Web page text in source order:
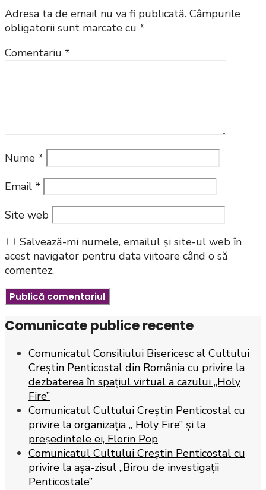
Adresa ta de email nu va fi publicată. Câmpurile
obligatorii sunt marcate cu *
Comentariu *
Nume *
Email *
Site web
Salvează-mi numele, emailul și site-ul web în
acest navigator pentru data viitoare când o să
comentez.
Comunicate publice recente
Comunicatul Consiliului Bisericesc al Cultului
Creștin Penticostal din România cu privire la
dezbaterea în spațiul virtual a cazului „Holy
Fire”
Comunicatul Cultului Creștin Penticostal cu
privire la organizația „ Holy Fire” și la
președintele ei, Florin Pop
Comunicatul Cultului Creștin Penticostal cu
privire la așa-zisul „Birou de investigații
Penticostale”